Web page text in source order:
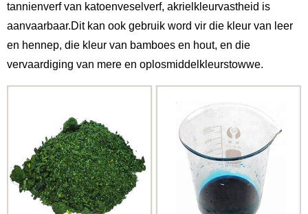
tannienverf van katoenveselverf, akrielkleurvastheid is
aanvaarbaar.Dit kan ook gebruik word vir die kleur van leer
en hennep, die kleur van bamboes en hout, en die
vervaardiging van mere en oplosmiddelkleurstowwe.